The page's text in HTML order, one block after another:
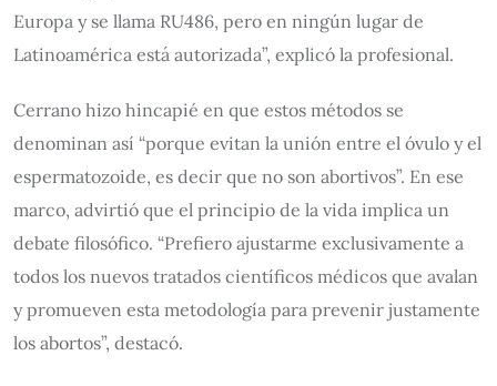
Europa y se llama RU486, pero en ningún lugar de
Latinoamérica está autorizada”, explicó la profesional.
Cerrano hizo hincapié en que estos métodos se
denominan así “porque evitan la unión entre el óvulo y el
espermatozoide, es decir que no son abortivos”. En ese
marco, advirtió que el principio de la vida implica un
debate filosófico. “Prefiero ajustarme exclusivamente a
todos los nuevos tratados científicos médicos que avalan
y promueven esta metodología para prevenir justamente
los abortos”, destacó.